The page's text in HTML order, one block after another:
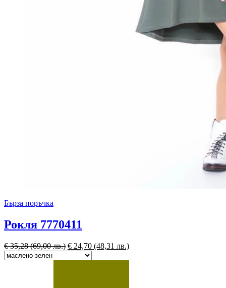
Бърза поръчка
Рокля 7770411
€35,28(69,00 лв.) € 24,70 (48,31 лв.)